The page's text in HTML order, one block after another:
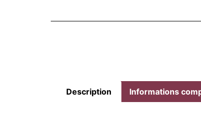
Description Informations